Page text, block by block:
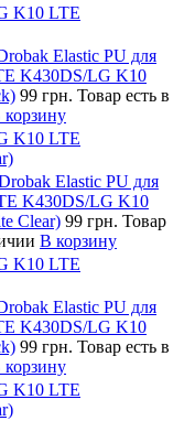
K10 LTE
Elastic PU для
K430DS/LG K10
99 грн. Товар есть в
K10 LTE
Elastic PU для
K430DS/LG K10
Clear) 99 грн. Товар
В корзину
K10 LTE
Elastic PU для
K430DS/LG K10
99 грн. Товар есть в
K10 LTE